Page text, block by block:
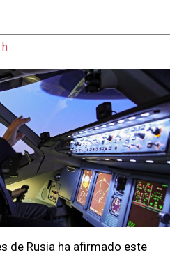
de Rusia ha afirmado este